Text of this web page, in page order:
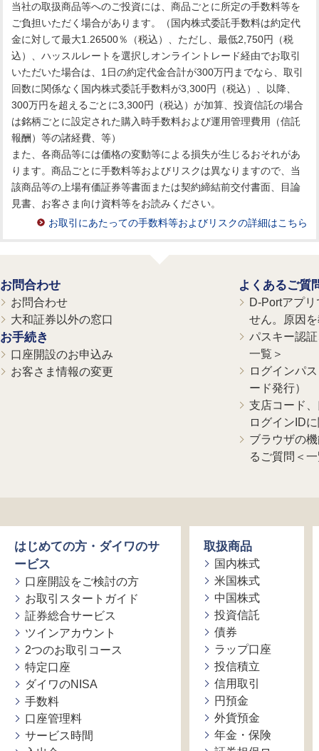
当社の取扱商品等へのご投資には、商品ごとに所定の手数料等を
ご負担いただく場合があります。（国内株式委託手数料は約定代
金に対して最大1.26500％（税込）、ただし、最低2,750円（税
込）、ハッスルレートを選択しオンライントレード経由でお取引
いただいた場合は、1日の約定代金合計が300万円までなら、取引
回数に関係なく国内株式委託手数料が3,300円（税込）、以降、
300万円を超えるごとに3,300円（税込）が加算、投資信託の場合
は銘柄ごとに設定された購入時手数料および運用管理費用（信託
報酬）等の諸経費、等）
また、各商品等には価格の変動等による損失が生じるおそれがあ
ります。商品ごとに手数料等およびリスクは異なりますので、当
該商品等の上場有価証券等書面または契約締結前交付書面、目論
見書、お客さま向け資料等をお読みください。
お取引にあたっての手数料等およびリスクの詳細はこちら
お問合わせ
お問合わせ
大和証券以外の窓口
お手続き
口座開設のお申込み
お客さま情報の変更
よくあるご質
D-Portアプ
せん。原因
パスキー認
一覧＞
ログインパ
ード発行）
支店コード
ログインID
ブラウザの
るご質問＜
はじめての方・ダイワのサ
ービス
口座開設をご検討の方
お取引スタートガイド
証券総合サービス
ツインアカウント
2つのお取引コース
特定口座
ダイワのNISA
手数料
口座管理料
サービス時間
取扱商品
国内株式
米国株式
中国株式
投資信託
債券
ラップ口座
投信積立
信用取引
円預金
外貨預金
年金・保険